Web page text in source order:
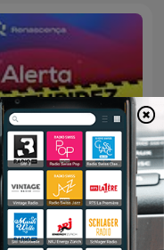
Renascença - Alerta
Estupidez